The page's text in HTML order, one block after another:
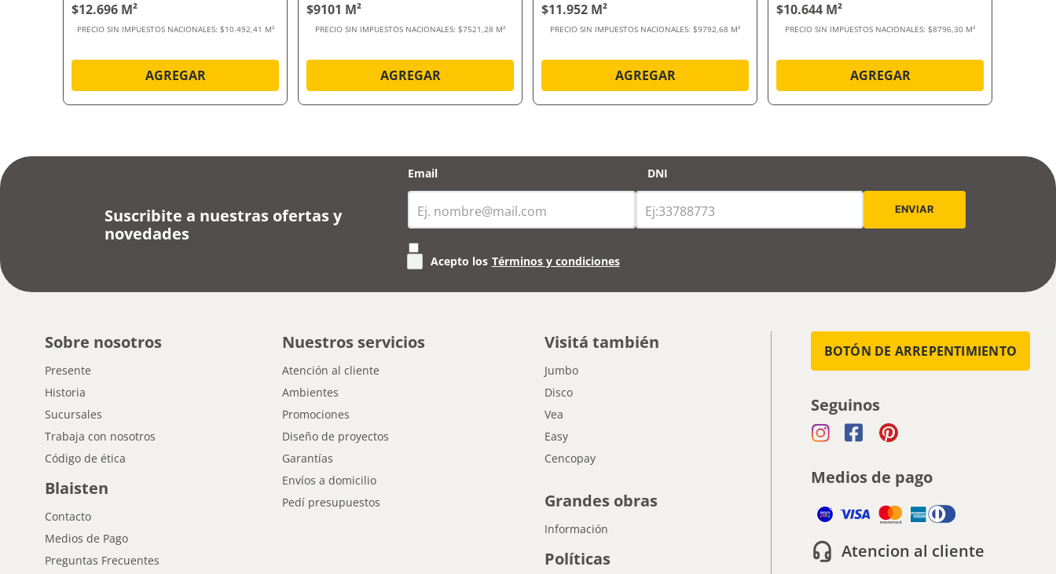
$12.696 M²
PRECIO SIN IMPUESTOS NACIONALES: $10.492,41 M²
AGREGAR
$9101 M²
PRECIO SIN IMPUESTOS NACIONALES: $7521,28 M²
AGREGAR
$11.952 M²
PRECIO SIN IMPUESTOS NACIONALES: $9792,68 M²
AGREGAR
$10.644 M²
PRECIO SIN IMPUESTOS NACIONALES: $8796,30 M²
AGREGAR
Suscribite a nuestras ofertas y
novedades
Email DNI
Acepto los Términos y condiciones
Sobre nosotros
Presente
Historia
Sucursales
Trabaja con nosotros
Código de ética
Blaisten
Contacto
Medios de Pago
Preguntas Frecuentes
Nuestros servicios
Atención al cliente
Ambientes
Promociones
Diseño de proyectos
Garantías
Envíos a domicilio
Pedí presupuestos
Visitá también
Jumbo
Disco
Vea
Easy
Cencopay
Grandes obras
Información
Políticas
BOTÓN DE ARREPENTIMIENTO
Seguinos
Medios de pago
Atencion al cliente